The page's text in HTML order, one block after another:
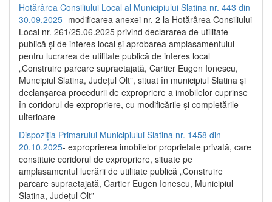
Hotărârea Consiliului Local al Municipiului Slatina nr. 443 din
30.09.2025- modificarea anexei nr. 2 la Hotărârea Consiliului
Local nr. 261/25.06.2025 privind declararea de utilitate
publică şi de interes local şi aprobarea amplasamentului
pentru lucrarea de utilitate publică de interes local
„Construire parcare supraetajată, Cartier Eugen Ionescu,
Muncipiul Slatina, Judeţul Olt”, situat în municipiul Slatina şi
declanşarea procedurii de expropriere a imobilelor cuprinse
în coridorul de expropriere, cu modificările şi completările
ulterioare
Dispoziția Primarului Municipiului Slatina nr. 1458 din
20.10.2025- exproprierea imobilelor proprietate privată, care
constituie coridorul de expropriere, situate pe
amplasamentul lucrării de utilitate publică „Construire
parcare supraetajată, Cartier Eugen Ionescu, Municipiul
Slatina, Județul Olt”